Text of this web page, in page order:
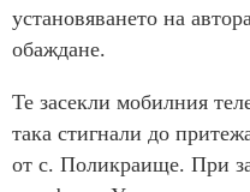
установяването на
обаждане.
Те засекли мобилния
така стигнали до
от с. Поликраище. При